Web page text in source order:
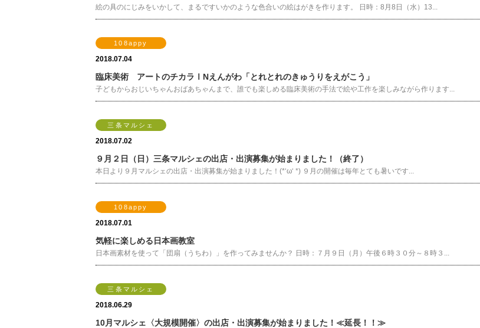
絵の具のにじみをいかして、まるですいかのような色合いの絵はがきを作ります。 日時：8月8日（水）13...
108appy
2018.07.04
臨床美術 アートのチカラⅠNえんがわ「とれとれのきゅうりをえがこう」
子どもからおじいちゃんおばあちゃんまで、誰でも楽しめる臨床美術の手法で絵や工作を楽しみながら作ります...
三条マルシェ
2018.07.02
９月２日（日）三条マルシェの出店・出演募集が始まりました！（終了）
本日より９月マルシェの出店・出演募集が始まりました！(*‘ω‘ *) ９月の開催は毎年とても暑いです...
108appy
2018.07.01
気軽に楽しめる日本画教室
日本画素材を使って「団扇（うちわ）」を作ってみませんか？ 日時：７月９日（月）午後６時３０分～８時３...
三条マルシェ
2018.06.29
10月マルシェ〈大規模開催〉の出店・出演募集が始まりました！≪延長！！≫